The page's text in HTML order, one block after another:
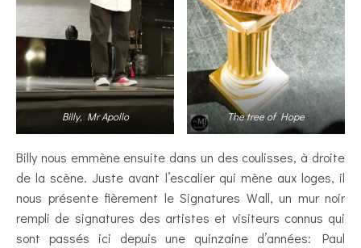
Billy, Mr Apollo The tree of Hope
Billy nous emmène ensuite dans un des coulisses, à droite
de la scène. Juste avant l’escalier qui mène aux loges, il
nous présente fièrement le Signatures Wall, un mur noir
rempli de signatures des artistes et visiteurs connus qui
sont passés ici depuis une quinzaine d’années: Paul